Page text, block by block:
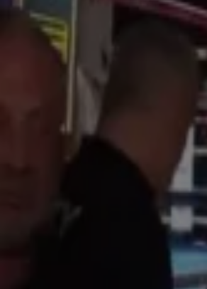
29 juli 2025, 08:57
Fenomenaal: Luke Littler (18) wint na WK en Premier
28 juli 2025, 08:22
Marianne Vos wint openingsetappe Tour na spannende
26 juli 2025, 19:37
Leuke combinatie: Van Gerwen en Elia samen op
Thymen Arensman boekt tweede ritzege in de Tour de
Mathieu van der Poel stapt vroegtijdig uit Tour de France
Van Gerwen verslaat Van Barneveld in Nederlandse
Oud-wereldkampioen boksen volgende tegenstander van